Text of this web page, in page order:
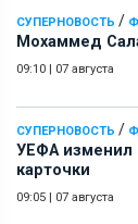
СУПЕРНОВОСТЬ /
Мохаммед
09:10 | 07 августа
СУПЕРНОВОСТЬ /
УЕФА изменил
карточки
09:05 | 07 августа